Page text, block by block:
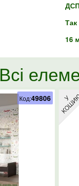
Так
16
Всі
Код:49806